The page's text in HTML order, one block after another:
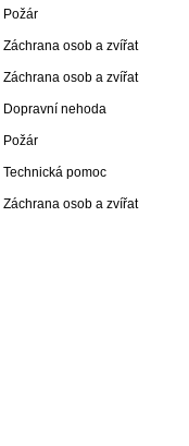
Požár
Záchrana osob a zvířat
Záchrana osob a zvířat
Dopravní nehoda
Požár
Technická pomoc
Záchrana osob a zvířat